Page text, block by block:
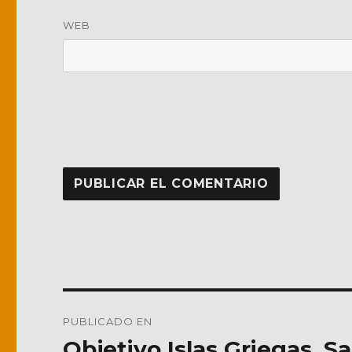
WEB
de
PUBLICADO EN